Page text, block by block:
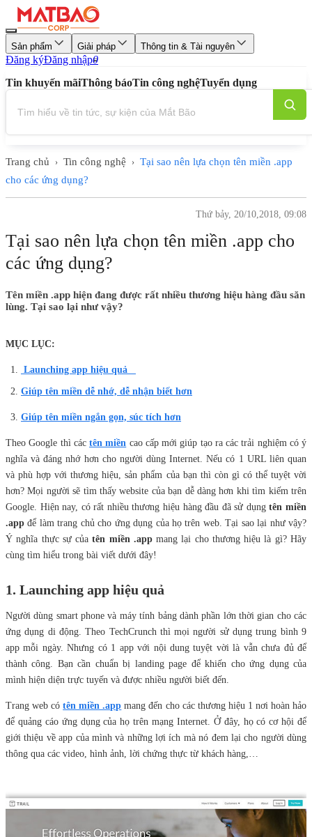
Sản phẩm Giải pháp Thông tin & Tài nguyên
Đăng kýĐăng nhập0
Tin khuyến mãiThông báoTin công nghệTuyển dụng
Trang chủ › Tin công nghệ › Tại sao nên lựa chọn tên miền .app
cho các ứng dụng?
Thứ bảy, 20/10,2018, 09:08
Tại sao nên lựa chọn tên miền .app cho
các ứng dụng?
Tên miền .app hiện đang được rất nhiều thương hiệu hàng đầu săn
lùng. Tại sao lại như vậy?
MỤC LỤC:
Launching app hiệu quả
Giúp tên miền dễ nhớ, dễ nhận biết hơn
Giúp tên miền ngắn gọn, súc tích hơn
Theo Google thì các tên miền cao cấp mới giúp tạo ra các trải nghiệm có ý
nghĩa và đáng nhớ hơn cho người dùng Internet. Nếu có 1 URL liên quan
và phù hợp với thương hiệu, sản phẩm của bạn thì còn gì có thể tuyệt vời
hơn? Mọi người sẽ tìm thấy website của bạn dễ dàng hơn khi tìm kiếm trên
Google. Hiện nay, có rất nhiều thương hiệu hàng đầu đã sử dụngtên miền
.app để làm trang chủ cho ứng dụng của họ trên web. Tại sao lại như vậy?
Ý nghĩa thực sự củatên miền .appmang lại cho thương hiệu là gì? Hãy
cùng tìm hiểu trong bài viết dưới đây!
1. Launching app hiệu quả
Người dùng smart phone và máy tính bảng dành phần lớn thời gian cho các
ứng dụng di động. Theo TechCrunch thì mọi người sử dụng trung bình 9
app mỗi ngày. Nhưng có 1 app với nội dung tuyệt vời là vẫn chưa đủ để
thành công. Bạn cần chuẩn bị landing page để khiến cho ứng dụng của
mình hiện diện trực tuyến và được nhiều người biết đến.
Trang web cótên miền .app mang đến cho các thương hiệu 1 nơi hoàn hảo
để quảng cáo ứng dụng của họ trên mạng Internet. Ở đây, họ có cơ hội để
giới thiệu về app của mình và những lợi ích mà nó đem lại cho người dùng
thông qua các video, hình ảnh, lời chứng thực từ khách hàng,…